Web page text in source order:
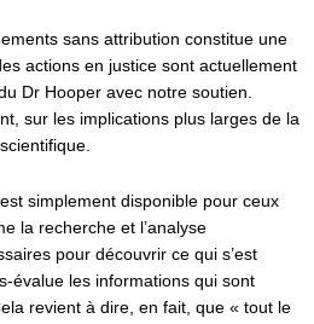
sans attribution constitue une
actions en justice sont actuellement
Dr Hooper avec notre soutien.
sur les implications plus larges de la
simplement disponible pour ceux
la recherche et l’analyse
pour découvrir ce qui s’est
évalue les informations qui sont
revient à dire, en fait, que « tout le